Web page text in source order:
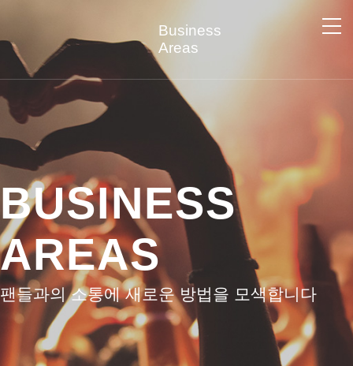
회사개요
파트너
Business
Areas
굿즈 제조사업
굿즈 IP사업
굿즈 유통사업
식품
초상권 사업
BUSINESS
AREAS
팬들과의 소통에 새로운 방법을 모색합니다